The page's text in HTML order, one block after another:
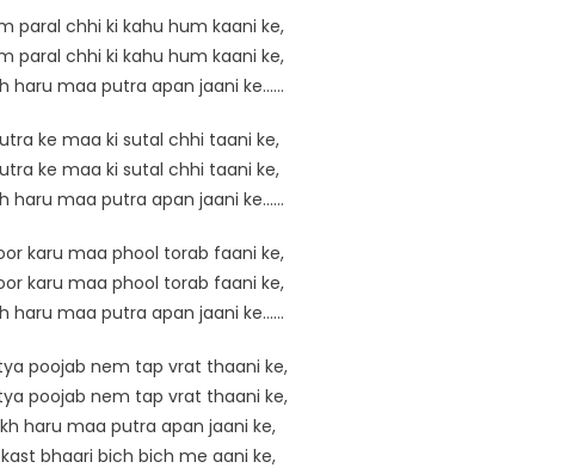
paral chhi ki kahu hum kaani ke,
paral chhi ki kahu hum kaani ke,
haru maa putra apan jaani ke……
ke maa ki sutal chhi taani ke,
ke maa ki sutal chhi taani ke,
haru maa putra apan jaani ke……
karu maa phool torab faani ke,
karu maa phool torab faani ke,
haru maa putra apan jaani ke……
poojab nem tap vrat thaani ke,
poojab nem tap vrat thaani ke,
haru maa putra apan jaani ke,
bhaari bich bich me aani ke,